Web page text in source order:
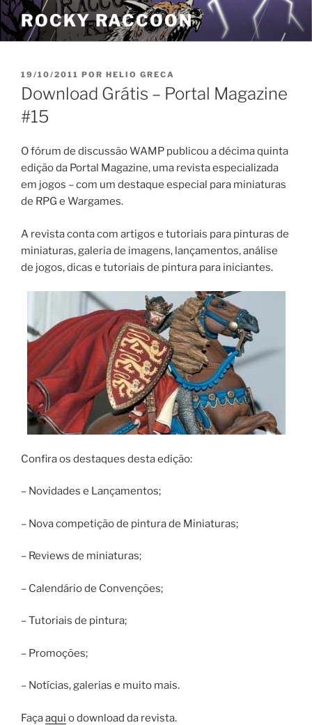
Pular
para
o
ROCKY RACCOON
PUBLICADO
EM
19/10/2011 POR HELIO GRECA
Download Grátis – Portal Magazine
#15
O fórum de discussão WAMP publicou a décima quinta
edição da Portal Magazine, uma revista especializada
em jogos – com um destaque especial para miniaturas
de RPG e Wargames.
A revista conta com artigos e tutoriais para pinturas de
miniaturas, galeria de imagens, lançamentos, análise
de jogos, dicas e tutoriais de pintura para iniciantes.
Confira os destaques desta edição:
– Novidades e Lançamentos;
– Nova competição de pintura de Miniaturas;
– Reviews de miniaturas;
– Calendário de Convenções;
– Tutoriais de pintura;
– Promoções;
– Notícias, galerias e muito mais.
Façaaqui o download da revista.